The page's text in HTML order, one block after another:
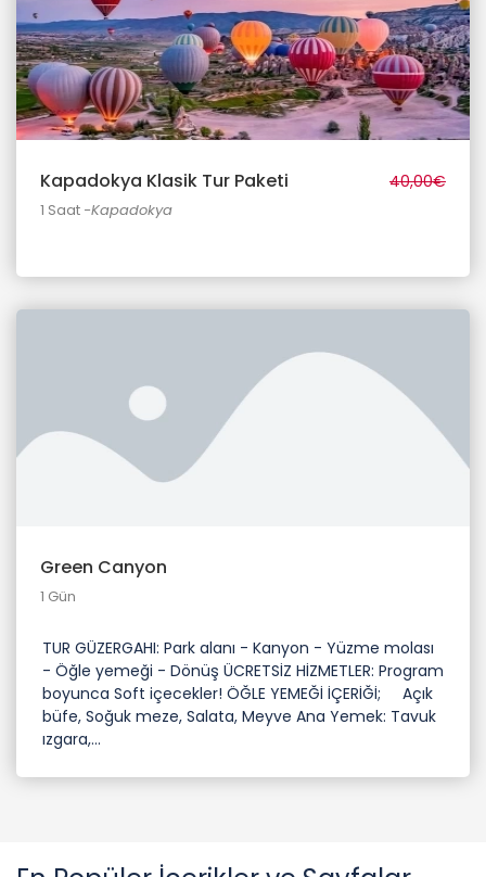
Kapadokya Klasik Tur Paketi
1 Saat -Kapadokya
40,00€
Green Canyon
1 Gün
TUR GÜZERGAHI: Park alanı - Kanyon - Yüzme molası
- Öğle yemeği - Dönüş ÜCRETSİZ HİZMETLER: Program
boyunca Soft içecekler! ÖĞLE YEMEĞİ İÇERİĞİ; Açık
büfe, Soğuk meze, Salata, Meyve Ana Yemek: Tavuk
ızgara,...